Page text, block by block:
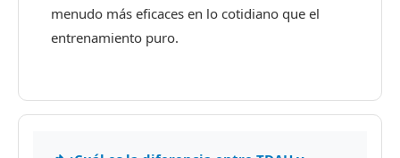
menudo más eficaces en lo cotidiano que el
entrenamiento puro.